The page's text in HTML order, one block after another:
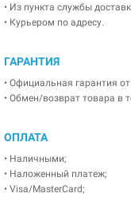
• Из пункта службы
• Курьером по адресу.
ГАРАНТИЯ
• Официальная гарантия
• Обмен/возврат товара в
ОПЛАТА
• Наличными;
• Наложенный платеж;
• Visa/MasterCard;